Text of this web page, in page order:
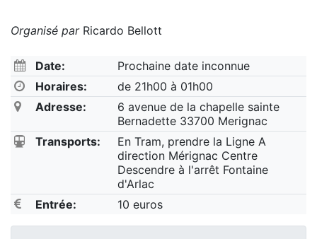
Organisé parRicardo Bellott
Date:
Prochaine date inconnue
Horaires:
de 21h00 à 01h00
Adresse:
6 avenue de la chapelle sainte
Bernadette 33700 Merignac
Transports:
En Tram, prendre la Ligne A
direction Mérignac Centre
Descendre à l'arrêt Fontaine
d'Arlac
Entrée:
10 euros